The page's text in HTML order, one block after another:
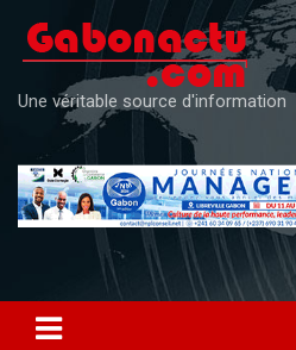
content
Une véritable source d'information